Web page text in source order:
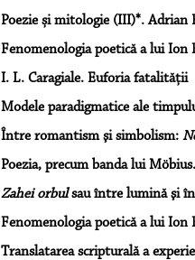
Poezie și mitologie (III)*. Adrian
Fenomenologia poetică a lui Ion
I. L. Caragiale. Euforia fatalităţii
Modele paradigmatice ale
Între romantism şi simbolism:
Poezia, precum banda lui
Zahei orbulsau între lumină şi
Fenomenologia poetică a lui Ion
Translatarea scripturală a